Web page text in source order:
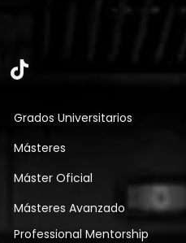
Grados Universitarios
Másteres
Máster Oficial
Másteres Avanzado
Professional Mentorship